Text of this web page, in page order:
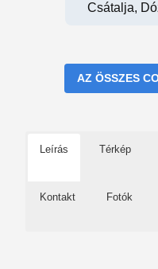
Csátalja,
AZ ÖSSZES
Leírás Térkép
Kontakt Fotók